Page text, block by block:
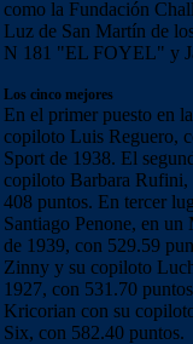
como la Fundación
Luz de San Martín de
N 181 "EL FOYEL" y
Los cinco mejores
En el primer puesto en
copiloto Luis Reguero,
Sport de 1938. El
copiloto Barbara Rufini,
408 puntos. En tercer
Santiago Penone, en
de 1939, con 529.59
Zinny y su copiloto
1927, con 531.70
Kricorian con su
Six, con 582.40 puntos.